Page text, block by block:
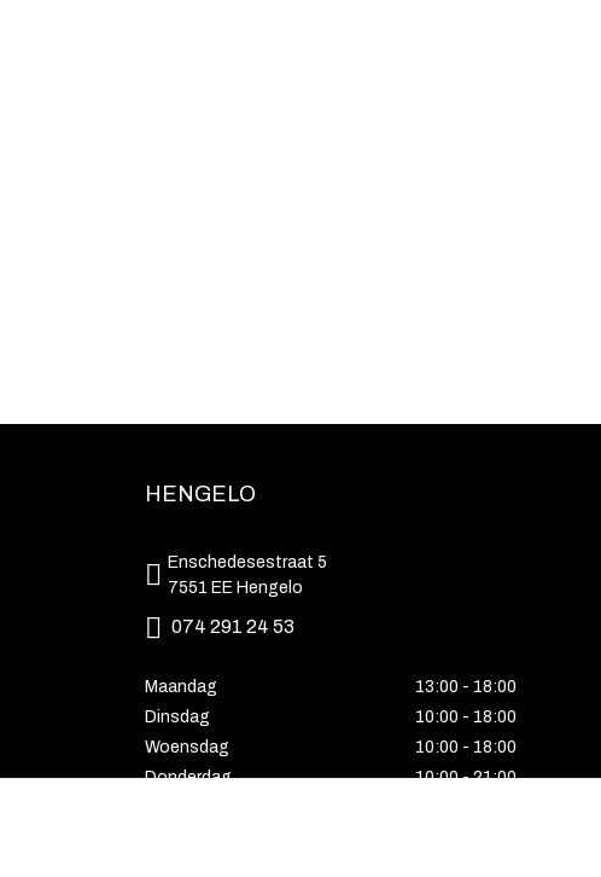
HENGELO
Enschedesestraat 5
7551 EE Hengelo
074 291 24 53
Maandag
13:00 - 18:00
Dinsdag
10:00 - 18:00
Woensdag
10:00 - 18:00
Donderdag
10:00 - 21:00